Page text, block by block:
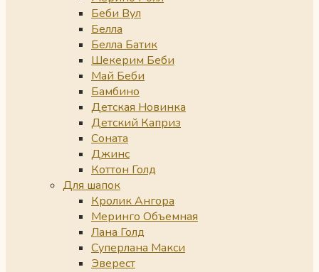
Беби Вул
Белла
Белла Батик
Шекерим Беби
Май Беби
Бамбино
Детская Новинка
Детский Каприз
Соната
Джинс
Коттон Голд
Для шапок
Кролик Ангора
Меринго Объемная
Лана Голд
Суперлана Макси
Эверест